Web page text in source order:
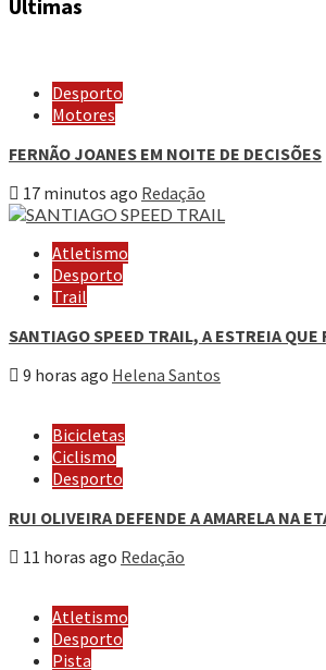
Últimas
Desporto
Motores
FERNÃO JOANES EM NOITE DE DECISÕES
17 minutos ago Redação
Atletismo
Desporto
Trail
SANTIAGO SPEED TRAIL, A ESTREIA QUE
9 horas ago Helena Santos
Bicicletas
Ciclismo
Desporto
RUI OLIVEIRA DEFENDE A AMARELA NA
11 horas ago Redação
Atletismo
Desporto
Pista